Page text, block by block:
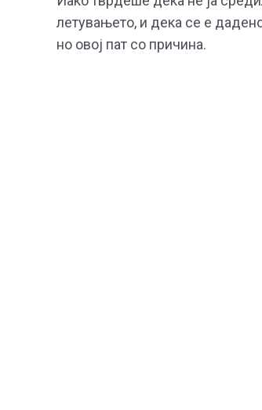
летувањето, и дека се е
но овој пат со причина.